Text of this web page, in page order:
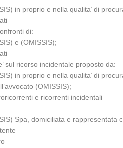
in proprio e nella qualita’ di
–
di:
e (OMISSIS);
–
sul ricorso incidentale proposto da:
in proprio e nella qualita’ di
(OMISSIS);
e ricorrenti incidentali –
Spa, domiciliata e rappresentata
–